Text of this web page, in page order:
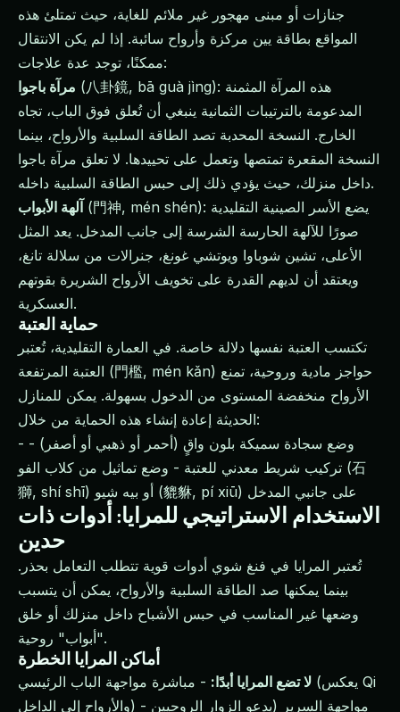
جنازات أو مبنى مهجور غير ملائم للغاية، حيث تمتلئ هذه
المواقع بطاقة يين مركزة وأرواح سائبة. إذا لم يكن الانتقال
ممكنًا، توجد عدة علاجات:
مرآة باجوا (八卦鏡, bā guà jìng): هذه المرآة المثمنة
المدعومة بالترتيبات الثمانية ينبغي أن تُعلق فوق الباب، تجاه
الخارج. النسخة المحدبة تصد الطاقة السلبية والأرواح، بينما
النسخة المقعرة تمتصها وتعمل على تحييدها. لا تعلق مرآة باجوا
داخل منزلك، حيث يؤدي ذلك إلى حبس الطاقة السلبية داخله.
آلهة الأبواب (門神, mén shén): يضع الأسر الصينية التقليدية
صورًا للآلهة الحارسة الشرسة إلى جانب المدخل. يعد المثل
الأعلى، تشين شوباوا ويوتشي غونغ، جنرالات من سلالة تانغ،
ويعتقد أن لديهم القدرة على تخويف الأرواح الشريرة بقوتهم
العسكرية.
حماية العتبة
تكتسب العتبة نفسها دلالة خاصة. في العمارة التقليدية، تُعتبر
العتبة المرتفعة (門檻, mén kǎn) حواجز مادية وروحية، تمنع
الأرواح منخفضة المستوى من الدخول بسهولة. يمكن للمنازل
الحديثة إعادة إنشاء هذه الحماية من خلال:
- وضع سجادة سميكة بلون واقٍ (أحمر أو ذهبي أو أصفر) -
تركيب شريط معدني للعتبة - وضع تماثيل من كلاب الفو (石
獅, shí shī) أو بيه شيو (貔貅, pí xiū) على جانبي المدخل
الاستخدام الاستراتيجي للمرايا: أدوات ذات
حدين
تُعتبر المرايا في فنغ شوي أدوات قوية تتطلب التعامل بحذر.
بينما يمكنها صد الطاقة السلبية والأرواح، يمكن أن يتسبب
وضعها غير المناسب في حبس الأشباح داخل منزلك أو خلق
"أبواب" روحية.
أماكن المرايا الخطرة
لا تضع المرايا أبدًا: - مباشرة مواجهة الباب الرئيسي (يعكس Qi
والأرواح إلى الداخل) - مواجهة السرير (يدعو الزوار الروحيين